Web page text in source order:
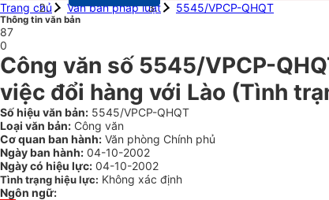
Trang chủ
Văn bản pháp luật 5545/VPCP-QHQT
Thông tin văn bản
87
0
Công văn số 5545/VPCP-
việc đổi hàng với Lào (Tình
Số hiệu văn bản: 5545/VPCP-QHQT
Loại văn bản: Công văn
Cơ quan ban hành: Văn phòng Chính phủ
Ngày ban hành: 04-10-2002
Ngày có hiệu lực: 04-10-2002
Tình trạng hiệu lực: Không xác định
Ngôn ngữ: